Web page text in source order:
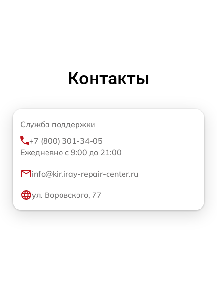
Контакты
Служба поддержки
+7 (800) 301-34-05
Ежедневно с 9:00 до 21:00
info@kir.iray-repair-center.ru
ул. Воровского, 77